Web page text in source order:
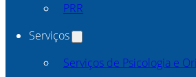
PRR
Serviços
Serviços de Psicologia e